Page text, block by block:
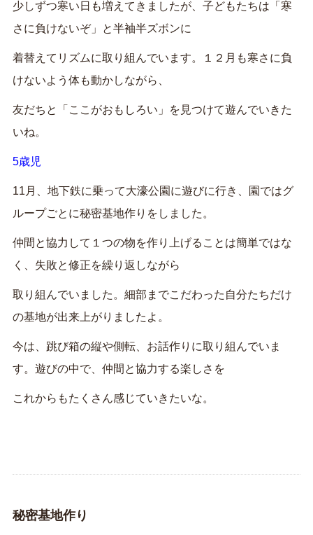
少しずつ寒い日も増えてきましたが、子どもたちは「寒
さに負けないぞ」と半袖半ズボンに
着替えてリズムに取り組んでいます。１２月も寒さに負
けないよう体も動かしながら、
友だちと「ここがおもしろい」を見つけて遊んでいきた
いね。
5歳児
11月、地下鉄に乗って大濠公園に遊びに行き、園ではグ
ループごとに秘密基地作りをしました。
仲間と協力して１つの物を作り上げることは簡単ではな
く、失敗と修正を繰り返しながら
取り組んでいました。細部までこだわった自分たちだけ
の基地が出来上がりましたよ。
今は、跳び箱の縦や側転、お話作りに取り組んでいま
す。遊びの中で、仲間と協力する楽しさを
これからもたくさん感じていきたいな。
秘密基地作り